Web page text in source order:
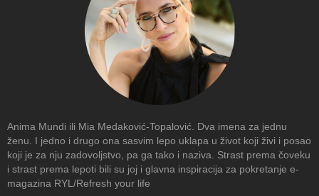
Anima Mundi ili Mia Medaković-Topalović. Dva imena za jednu
ženu. I jedno i drugo ona sasvim lepo uklapa u život koji živi i posao
koji je za nju zadovoljstvo, pa ga tako i naziva. Strast prema čoveku
i strast prema lepoti bili su joj i glavna inspiracija za pokretanje e-
magazina RYL/Refresh your life